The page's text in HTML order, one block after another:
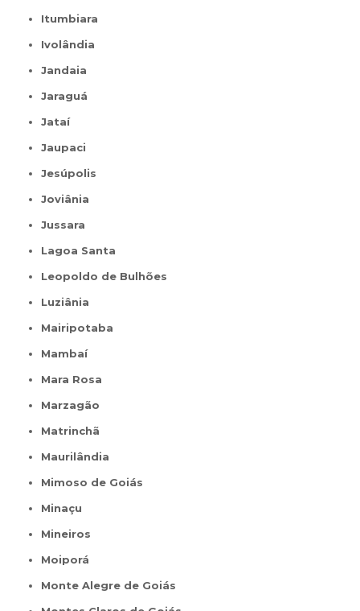
Itumbiara
Ivolândia
Jandaia
Jaraguá
Jataí
Jaupaci
Jesúpolis
Joviânia
Jussara
Lagoa Santa
Leopoldo de Bulhões
Luziânia
Mairipotaba
Mambaí
Mara Rosa
Marzagão
Matrinchã
Maurilândia
Mimoso de Goiás
Minaçu
Mineiros
Moiporá
Monte Alegre de Goiás